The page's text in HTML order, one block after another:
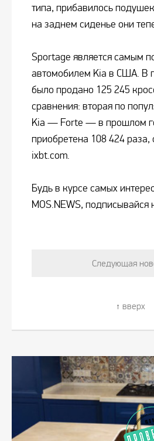
типа, прибавилось
на заднем сиденье они
Sportage является самым
автомобилем Kia в США. В
было продано 125 245
сравнения: вторая по
Kia — Forte — в прошлом
приобретена 108 424 раза,
ixbt.com.
Будь в курсе самых
MOS.NEWS, подписывайся
Следующая
вверх